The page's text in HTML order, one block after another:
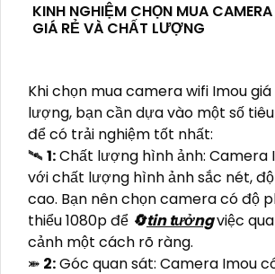
KINH NGHIỆM CHỌN MUA
GIÁ RẺ VÀ CHẤT LƯỢNG
Khi chọn mua camera wifi Imou
lượng, bạn cần dựa vào một số
để có trải nghiệm tốt nhất:
🛰 1:Chất lượng hình ảnh: Camera
với chất lượng hình ảnh sắc nét,
cao. Bạn nên chọn camera có độ
thiểu 1080p để 🔄tin tưởngviệc
cảnh một cách rõ ràng.
⤘ 2:Góc quan sát: Camera Imou